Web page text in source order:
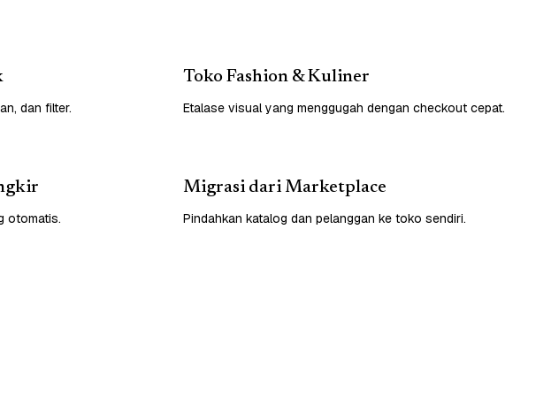
dan filter.
Toko Fashion & Kuliner
Etalase visual yang menggugah dengan checkout cepat.
otomatis.
Migrasi dari Marketplace
Pindahkan katalog dan pelanggan ke toko sendiri.